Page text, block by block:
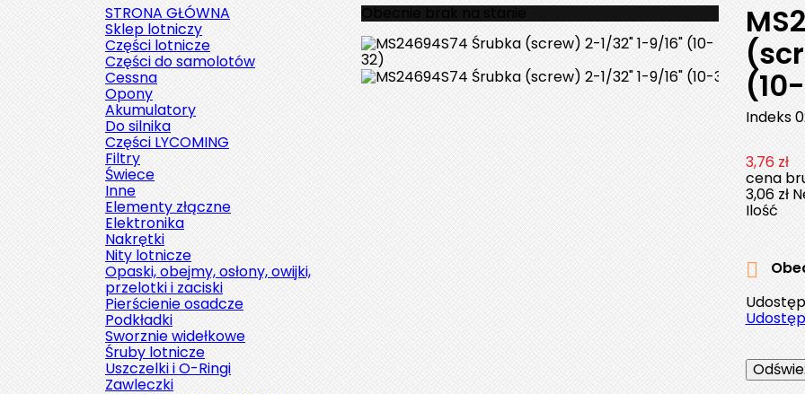
STRONA GŁÓWNA
Sklep lotniczy
Części lotnicze
Części do samolotów
Cessna
Opony
Akumulatory
Do silnika
Części LYCOMING
Filtry
Świece
Inne
Elementy złączne
Elektronika
Nakrętki
Nity lotnicze
Opaski, obejmy, osłony, owijki,
przelotki i zaciski
Pierścienie osadcze
Podkładki
Sworznie widełkowe
Śruby lotnicze
Uszczelki i O-Ringi
Zawleczki
Indeks
3,76 zł
cena
3,06 zł
Ilość
